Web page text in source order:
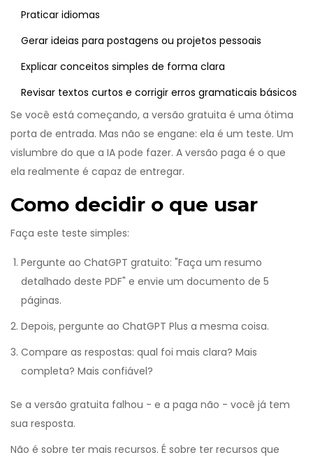
Praticar idiomas
Gerar ideias para postagens ou projetos pessoais
Explicar conceitos simples de forma clara
Revisar textos curtos e corrigir erros gramaticais básicos
Se você está começando, a versão gratuita é uma ótima
porta de entrada. Mas não se engane: ela é um teste. Um
vislumbre do que a IA pode fazer. A versão paga é o que
ela realmente é capaz de entregar.
Como decidir o que usar
Faça este teste simples:
Pergunte ao ChatGPT gratuito: "Faça um resumo
detalhado deste PDF" e envie um documento de 5
páginas.
Depois, pergunte ao ChatGPT Plus a mesma coisa.
Compare as respostas: qual foi mais clara? Mais
completa? Mais confiável?
Se a versão gratuita falhou - e a paga não - você já tem
sua resposta.
Não é sobre ter mais recursos. É sobre ter recursos que